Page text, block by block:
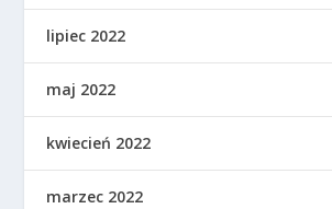
lipiec 2022
maj 2022
kwiecień 2022
marzec 2022